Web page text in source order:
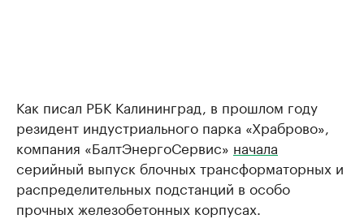
Как писал РБК Калининград, в прошлом году
резидент индустриального парка «Храброво»,
компания «БалтЭнергоСервис» начала
серийный выпуск блочных трансформаторных и
распределительных подстанций в особо
прочных железобетонных корпусах.